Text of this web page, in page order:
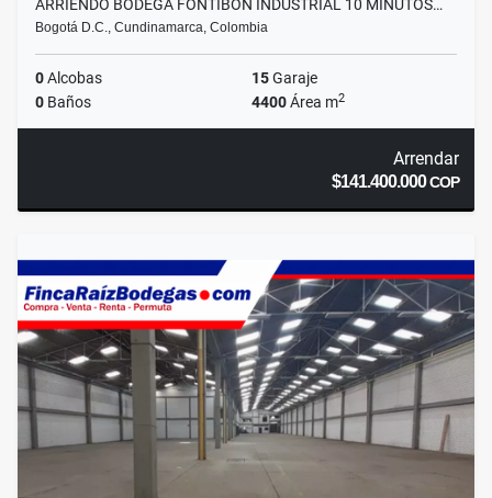
ARRIENDO BODEGA FONTIBON INDUSTRIAL 10 MINUTOS…
Bogotá D.C., Cundinamarca, Colombia
0Alcobas 15Garaje
0 Baños 4400Área m2
Arrendar
$141.400.000COP